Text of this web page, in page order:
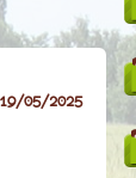
05/2025